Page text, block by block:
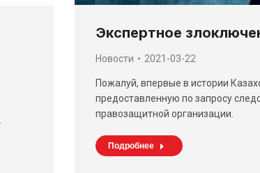
Экспертное
Новости 2021-03-22
Пожалуй, впервые в истории
предоставленную по запросу
правозащитной организации.
Подробнее